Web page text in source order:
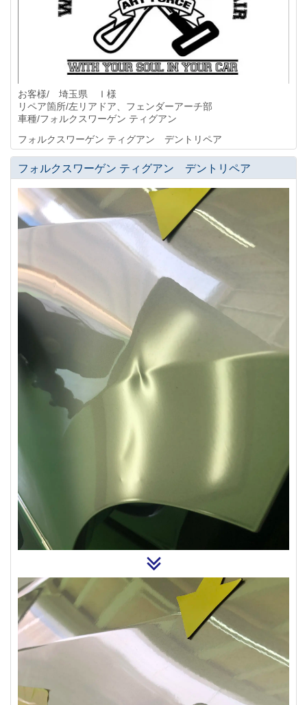
お客様/ 埼玉県 Ｉ様
リペア箇所/左リアドア、フェンダーアーチ部
車種/フォルクスワーゲン ティグアン
フォルクスワーゲン ティグアン デントリペア
フォルクスワーゲン ティグアン デントリペア